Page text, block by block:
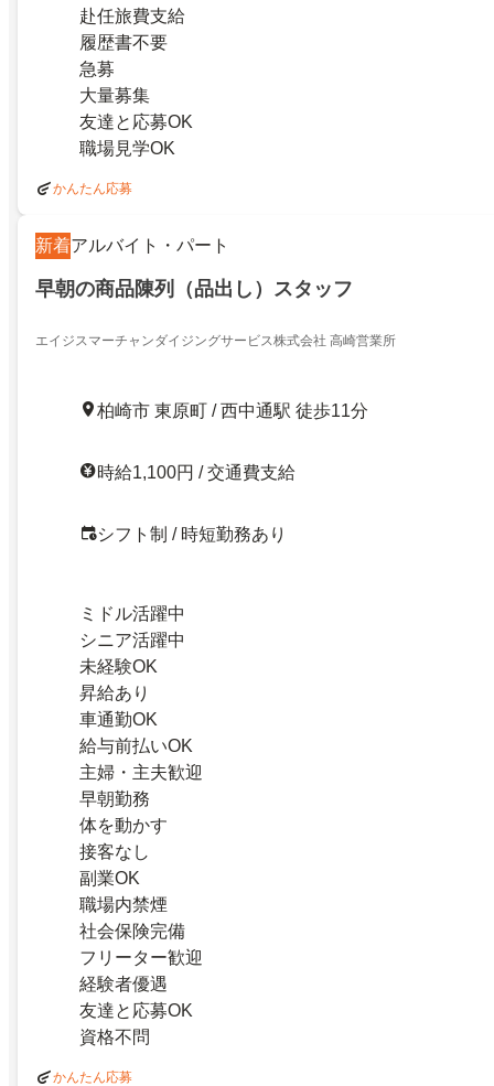
赴任旅費支給
履歴書不要
急募
大量募集
友達と応募OK
職場見学OK
かんたん応募
新着アルバイト・パート
早朝の商品陳列（品出し）スタッフ
エイジスマーチャンダイジングサービス株式会社 高崎営業所
柏崎市 東原町 / 西中通駅 徒歩11分
時給1,100円 / 交通費支給
シフト制 / 時短勤務あり
ミドル活躍中
シニア活躍中
未経験OK
昇給あり
車通勤OK
給与前払いOK
主婦・主夫歓迎
早朝勤務
体を動かす
接客なし
副業OK
職場内禁煙
社会保険完備
フリーター歓迎
経験者優遇
友達と応募OK
資格不問
かんたん応募